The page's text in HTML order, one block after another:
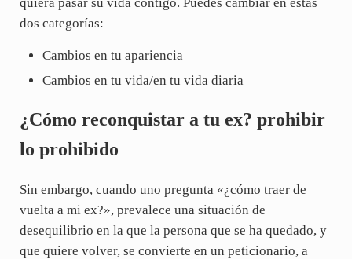
dos categorías:
Cambios en tu apariencia
Cambios en tu vida/en tu vida diaria
¿Cómo reconquistar a tu ex? prohibir
lo prohibido
Sin embargo, cuando uno pregunta «¿cómo traer de
vuelta a mi ex?», prevalece una situación de
desequilibrio en la que la persona que se ha quedado, y
que quiere volver, se convierte en un peticionario, a